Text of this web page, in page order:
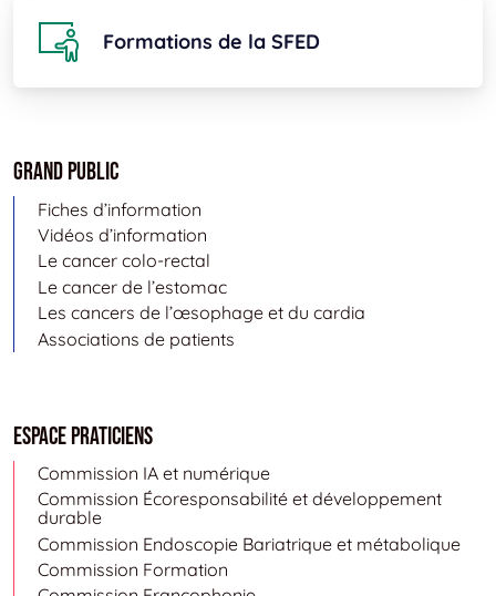
Formations de la SFED
Grand public
Fiches d’information
Vidéos d’information
Le cancer colo-rectal
Le cancer de l’estomac
Les cancers de l’œsophage et du cardia
Associations de patients
Espace Praticiens
Commission IA et numérique
Commission Écoresponsabilité et développement
durable
Commission Endoscopie Bariatrique et métabolique
Commission Formation